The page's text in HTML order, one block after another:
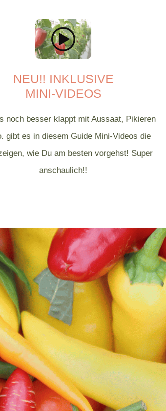
NEU!! INKLUSIVE
MINI-VIDEOS
noch besser klappt mit Aussaat, Pikieren
gibt es in diesem Guide Mini-Videos die
wie Du am besten vorgehst! Super
anschaulich!!